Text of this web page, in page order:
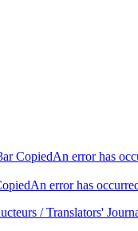
CopiedAn error has
An error has
/ Translators'